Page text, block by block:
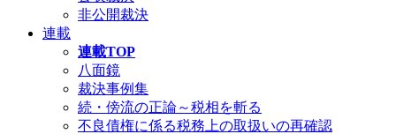
非公開裁決
連載
連載TOP
八面鏡
裁決事例集
続・傍流の正論～税相を斬る
不良債権に係る税務上の取扱いの再確認